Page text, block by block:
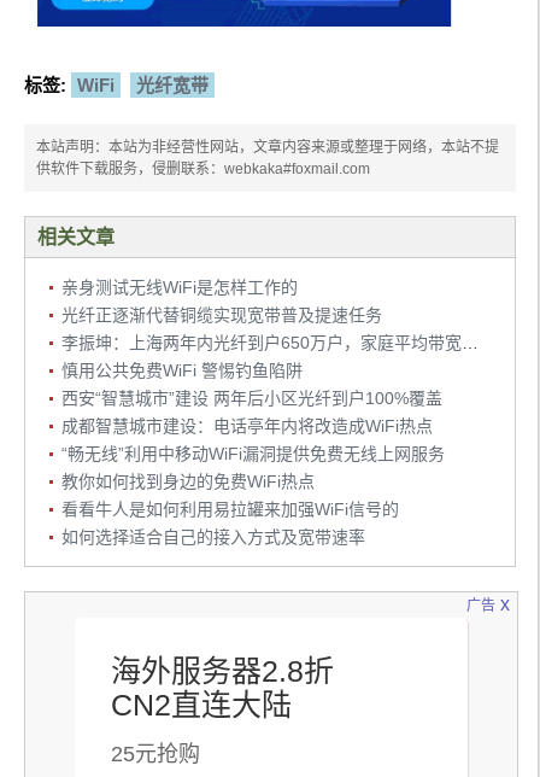
标签: WiFi 光纤宽带
本站声明：本站为非经营性网站，文章内容来源或整理于网络，本站不提
供软件下载服务，侵删联系：webkaka#foxmail.com
相关文章
亲身测试无线WiFi是怎样工作的
光纤正逐渐代替铜缆实现宽带普及提速任务
慎用公共免费WiFi 警惕钓鱼陷阱
西安“智慧城市”建设 两年后小区光纤到户100%覆盖
成都智慧城市建设：电话亭年内将改造成WiFi热点
“畅无线”利用中移动WiFi漏洞提供免费无线上网服务
教你如何找到身边的免费WiFi热点
看看牛人是如何利用易拉罐来加强WiFi信号的
如何选择适合自己的接入方式及宽带速率
广告
海外服务器2.8折
CN2直连大陆
25元抢购
x